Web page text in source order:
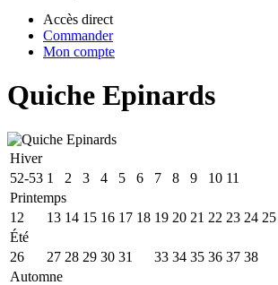
Accès direct
Commander
Mon compte
Quiche Epinards
Hiver
52-53 1 2 3 4 5 6 7 8 9 10 11
Printemps
12
13 14 15 16 17 18 19 20 21 22 23 24 25
Été
26
27 28 29 30 31 33 34 35 36 37 38
Automne